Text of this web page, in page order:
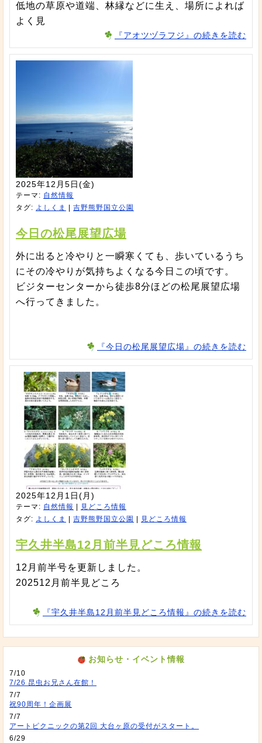
低地の草原や道端、林縁などに生え、場所によれば
よく見
『アオツヅラフジ』の続きを読む
2025年12月5日(金)
テーマ: 自然情報
タグ: よしくま 吉野熊野国立公園
今日の松尾展望広場
外に出ると冷やりと一瞬寒くても、歩いているうち
にその冷やりが気持ちよくなる今日この頃です。
ビジターセンターから徒歩8分ほどの松尾展望広場
へ行ってきました。
『今日の松尾展望広場』の続きを読む
2025年12月1日(月)
テーマ: 自然情報
見どころ情報
タグ: よしくま 吉野熊野国立公園 見どころ情報
宇久井半島12月前半見どころ情報
12月前半号を更新しました。
202512月前半見どころ
『宇久井半島12月前半見どころ情報』の続きを読む
お知らせ・イベント情報
7/10
7/26 昆虫お兄さん在館！
7/7
祝90周年！企画展
7/7
アートピクニックの第2回 大台ヶ原の受付がスタート。
6/29